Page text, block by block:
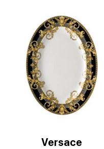
Versace